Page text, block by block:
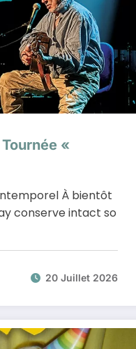
«
À bientôt
conserve intact so
20 Juillet 2026